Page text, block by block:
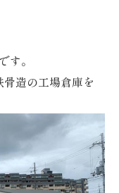
す。
造の工場倉庫を